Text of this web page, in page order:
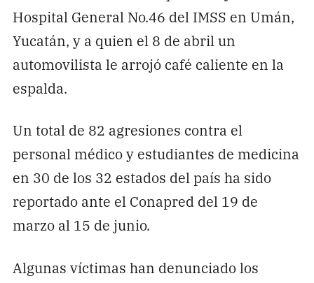
Hospital General No.46 del IMSS en Umán,
Yucatán, y a quien el 8 de abril un
automovilista le arrojó café caliente en la
espalda.
Un total de 82 agresiones contra el
personal médico y estudiantes de medicina
en 30 de los 32 estados del país ha sido
reportado ante el Conapred del 19 de
marzo al 15 de junio.
Algunas víctimas han denunciado los